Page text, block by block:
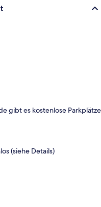
gibt es kostenlose Parkplätze
(siehe Details)